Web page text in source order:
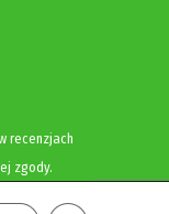
recenzjach
zgody.